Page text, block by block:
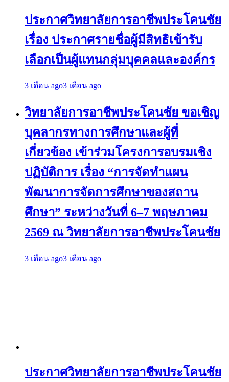
ประกาศวิทยาลัยการอาชีพประโคนชัย
เรื่อง ประกาศรายชื่อผู้มีสิทธิเข้ารับ
เลือกเป็นผู้แทนกลุ่มบุคคลและองค์กร
3 เดือน ago3 เดือน ago
วิทยาลัยการอาชีพประโคนชัย ขอเชิญ
บุคลากรทางการศึกษาและผู้ที่
เกี่ยวข้อง เข้าร่วมโครงการอบรมเชิง
ปฏิบัติการ เรื่อง “การจัดทำแผน
พัฒนาการจัดการศึกษาของสถาน
ศึกษา” ระหว่างวันที่ 6–7 พฤษภาคม
2569 ณ วิทยาลัยการอาชีพประโคนชัย
3 เดือน ago3 เดือน ago
ประกาศวิทยาลัยการอาชีพประโคนชัย